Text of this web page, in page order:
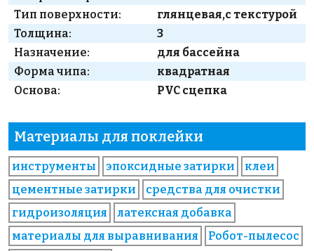
Тип поверхности:
глянцевая,с текстурой
Толщина:
3
Назначение:
для бассейна
Форма чипа:
квадратная
Основа:
PVC сцепка
Материалы для поклейки
инструменты эпоксидные затирки
клеи
цементные затирки
средства для очистки
гидроизоляция
латексная добавка
материалы для выравнивания
Робот-пылесос